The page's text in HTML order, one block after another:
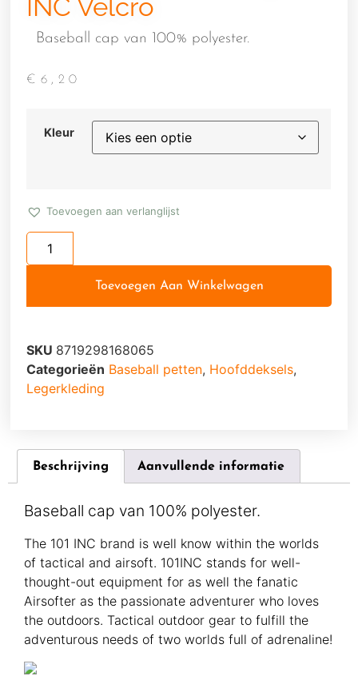
INC Velcro
Baseball cap van 100% polyester.
€ 6,20
Kleur
Toevoegen aan verlanglijst
Toevoegen Aan Winkelwagen
SKU 8719298168065
Categorieën Baseball petten, Hoofddeksels,
Legerkleding
Beschrijving Aanvullende informatie
Baseball cap van 100% polyester.
The 101 INC brand is well know within the worlds
of tactical and airsoft. 101INC stands for well-
thought-out equipment for as well the fanatic
Airsofter as the passionate adventurer who loves
the outdoors. Tactical outdoor gear to fulfill the
adventurous needs of two worlds full of adrenaline!